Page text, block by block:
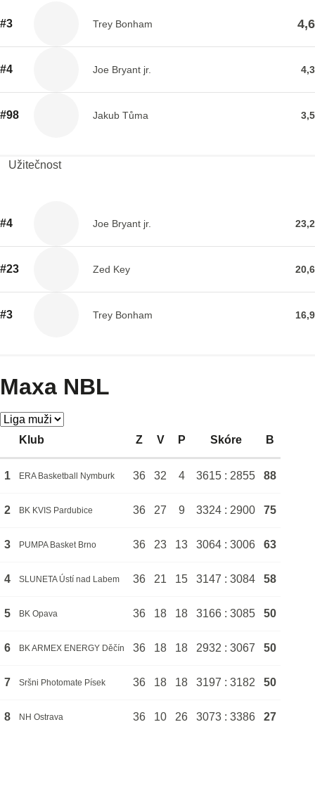
#3 Trey Bonham 4,6
#4 Joe Bryant jr. 4,3
#98 Jakub Tůma 3,5
Užitečnost
#4 Joe Bryant jr. 23,2
#23 Zed Key 20,6
#3 Trey Bonham 16,9
Maxa NBL
Klub Z V P Skóre B
1 ERA Basketball Nymburk 36 32 4 3615 : 2855 88
2 BK KVIS Pardubice 36 27 9 3324 : 2900 75
3 PUMPA Basket Brno 36 23 13 3064 : 3006 63
4 SLUNETA Ústí nad Labem 36 21 15 3147 : 3084 58
5 BK Opava 36 18 18 3166 : 3085 50
6 BK ARMEX ENERGY Děčín 36 18 18 2932 : 3067 50
7 Sršni Photomate Písek 36 18 18 3197 : 3182 50
8 NH Ostrava 36 10 26 3073 : 3386 27